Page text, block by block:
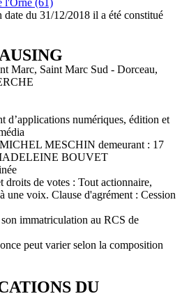
date du 31/12/2018 il a été constitué
Marc, Saint Marc Sud - Dorceau,
d’applications numériques, édition et
MESCHIN demeurant : 17
BOUVET
droits de votes : Tout actionnaire,
une voix. Clause d'agrément : Cession
immatriculation au RCS de
peut varier selon la composition
DU